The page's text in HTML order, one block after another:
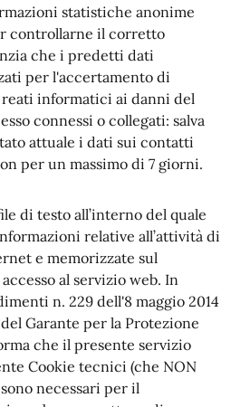
statistiche anonime
controllarne il corretto
che i predetti dati
per l'accertamento di
informatici ai danni del
connessi o collegati: salva
attuale i dati sui contatti
per un massimo di 7 giorni.
di testo all’interno del quale
relative all’attività di
e memorizzate sul
al servizio web. In
n. 229 dell'8 maggio 2014
Garante per la Protezione
che il presente servizio
Cookie tecnici (che NON
necessari per il